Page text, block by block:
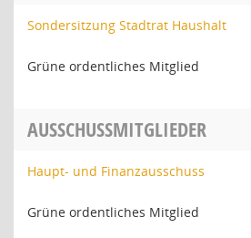
Sondersitzung Stadtrat Haushalt
Grüne ordentliches Mitglied
AUSSCHUSSMITGLIEDER
Haupt- und Finanzausschuss
Grüne ordentliches Mitglied